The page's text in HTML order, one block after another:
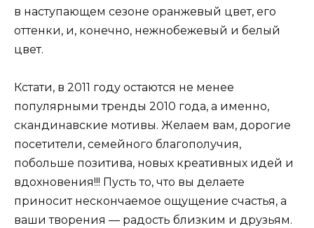
в наступающем сезоне оранжевый цвет, его
оттенки, и, конечно, нежнобежевый и белый
цвет.
Кстати, в 2011 году остаются не менее
популярными тренды 2010 года, а именно,
скандинавские мотивы. Желаем вам, дорогие
посетители, семейного благополучия,
побольше позитива, новых креативных идей и
вдохновения!!! Пусть то, что вы делаете
приносит нескончаемое ощущение счастья, а
ваши творения — радость близким и друзьям.